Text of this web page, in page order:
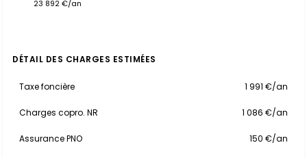
23 892 €/an
DÉTAIL DES CHARGES ESTIMÉES
Taxe foncière 1 991 €/an
Charges copro. NR 1 086 €/an
Assurance PNO 150 €/an